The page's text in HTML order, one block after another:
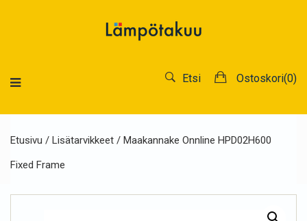
Ostoskori(0)
Etsi
Etusivu / Lisätarvikkeet / Maakannake Onnline HPD02H600
Fixed Frame